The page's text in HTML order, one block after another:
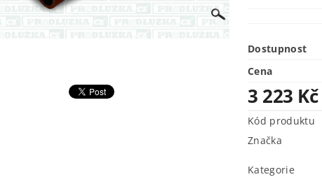
Dostupnost
Cena
3 223 Kč
Kód produktu
Značka
Kategorie